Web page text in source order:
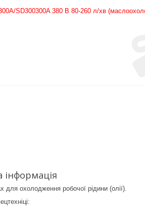
SD300300A 380 В 80-260 л/хв
інформація
для охолодження робочої рідини (олії).